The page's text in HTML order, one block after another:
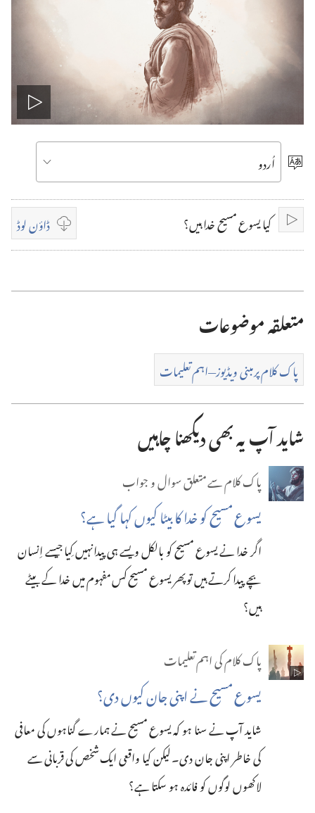
ویڈیو
زبان
اِنتخاب
کریں
کیا یسوع مسیح خدا ہیں؟ ڈاؤن لوڈ ویڈیو
لوڈ
آپشن
متعلقہ موضوعات
پاک کلام پر مبنی ویڈیوز—‏اہم تعلیمات
شاید آپ یہ بھی دیکھنا چاہیں
پاک کلام سے متعلق سوال و جواب
یسوع مسیح کو خدا کا بیٹا کیوں کہا گیا ہے؟‏
اگر خدا نے یسوع مسیح کو بالکل ویسے ہی پیدا نہیں کِیا جیسے اِنسان
بچے پیدا کرتے ہیں تو پھر یسوع مسیح کس مفہوم میں خدا کے بیٹے
ہیں؟‏
پاک کلام کی اہم تعلیمات
یسوع مسیح نے اپنی جان کیوں دی؟‏
شاید آپ نے سنا ہو کہ یسوع مسیح نے ہمارے گناہوں کی معافی
کی خاطر اپنی جان دی۔‏ لیکن کیا واقعی ایک شخص کی قربانی سے
لاکھوں لوگوں کو فائدہ ہو سکتا ہے؟‏